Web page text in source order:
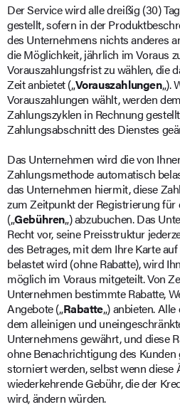
Der Service wird alle dreißig (30)
gestellt, sofern in der
des Unternehmens nichts anderes
die Möglichkeit, jährlich im Voraus
Vorauszahlungsfrist zu wählen, die
Zeit anbietet („Vorauszahlungen„).
Vorauszahlungen wählt, werden
Zahlungszyklen in Rechnung
Zahlungsabschnitt des Dienstes
Das Unternehmen wird die von
Zahlungsmethode automatisch
das Unternehmen hiermit, diese
zum Zeitpunkt der Registrierung für
(„Gebühren„) abzubuchen. Das
Recht vor, seine Preisstruktur
des Betrages, mit dem Ihre Karte
belastet wird (ohne Rabatte), wird
möglich im Voraus mitgeteilt. Von
Unternehmen bestimmte Rabatte,
Angebote („Rabatte„) anbieten.
dem alleinigen und
Unternehmens gewährt, und diese
ohne Benachrichtigung des Kunden
storniert werden, selbst wenn diese
wiederkehrende Gebühr, die der
wird, ändern würden.